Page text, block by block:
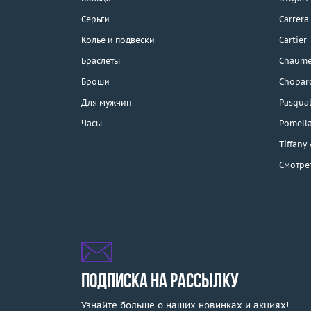
Бесплатная доставка
Покупка и оплата
Серьги
Колье и подвески
Браслеты
Броши
Для мужчин
Часы
Carrera
Cartier
Tiffany
ПОДПИСКА НА РАССЫЛКУ
Узнайте больше о наших новинках и акциях!